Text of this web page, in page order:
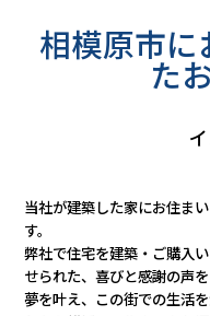
相模原市
た
当社が建築した家にお住ま
す。
弊社で住宅を建築・ご購入
せられた、喜びと感謝の声を
夢を叶え、この街での生活